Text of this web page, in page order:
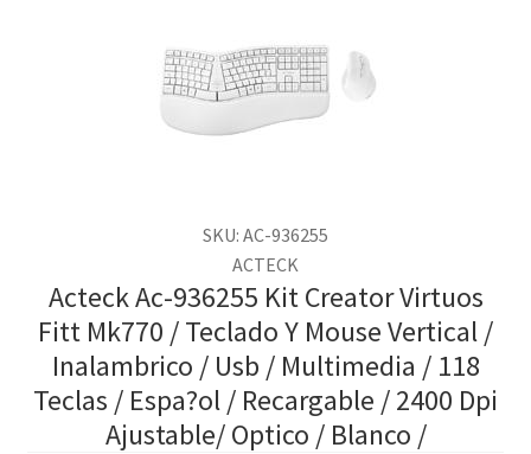
SKU: AC-936255
ACTECK
Acteck Ac-936255 Kit Creator Virtuos
Fitt Mk770 / Teclado Y Mouse Vertical /
Inalambrico / Usb / Multimedia / 118
Teclas / Espa?ol / Recargable / 2400 Dpi
Ajustable/ Optico / Blanco /